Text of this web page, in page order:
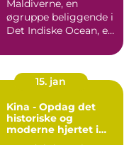
Maldiverne, en
øgruppe beliggende i
Det Indiske Ocean, er
jorden....
15. jan
Kina - Opdag det
historiske og
moderne hjertet i